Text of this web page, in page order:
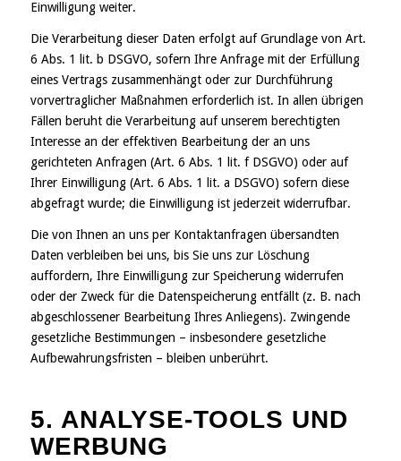
Einwilligung weiter.
Die Verarbeitung dieser Daten erfolgt auf Grundlage von Art.
6 Abs. 1 lit. b DSGVO, sofern Ihre Anfrage mit der Erfüllung
eines Vertrags zusammenhängt oder zur Durchführung
vorvertraglicher Maßnahmen erforderlich ist. In allen übrigen
Fällen beruht die Verarbeitung auf unserem berechtigten
Interesse an der effektiven Bearbeitung der an uns
gerichteten Anfragen (Art. 6 Abs. 1 lit. f DSGVO) oder auf
Ihrer Einwilligung (Art. 6 Abs. 1 lit. a DSGVO) sofern diese
abgefragt wurde; die Einwilligung ist jederzeit widerrufbar.
Die von Ihnen an uns per Kontaktanfragen übersandten
Daten verbleiben bei uns, bis Sie uns zur Löschung
auffordern, Ihre Einwilligung zur Speicherung widerrufen
oder der Zweck für die Datenspeicherung entfällt (z. B. nach
abgeschlossener Bearbeitung Ihres Anliegens). Zwingende
gesetzliche Bestimmungen – insbesondere gesetzliche
Aufbewahrungsfristen – bleiben unberührt.
5. ANALYSE-TOOLS UND
WERBUNG